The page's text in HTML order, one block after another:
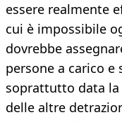
essere realmente
cui è impossibile
dovrebbe
persone a carico e
soprattutto data la
delle altre